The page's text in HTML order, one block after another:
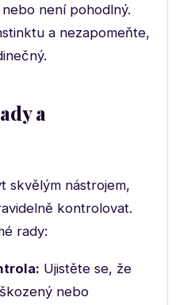
není pohodlný.
a nezapomeňte,
a
skvělým nástrojem,
kontrolovat.
rady:
Ujistěte se, že
nebo